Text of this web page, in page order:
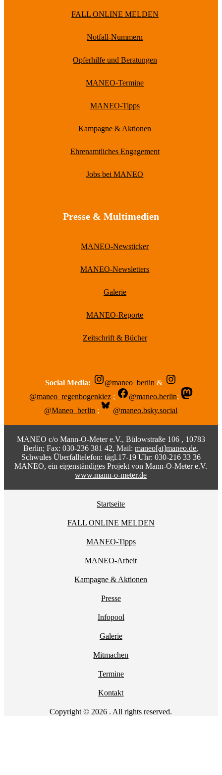
FALL ONLINE MELDEN
Notfall-Nummern
Opferhilfe und Beratungen
MANEO-Termine
MANEO-Tipps
Kampagne & Aktionen
Ehrenamtliches Engagement
Jobs bei MANEO
Presse & Multimedien
MANEO-Newsticker
MANEO-Newsletters
Galerie
MANEO-Reporte
Zeitschrift & Bücher
Social Media: @maneo_berlin &
@maneo_regenbogenkiez ; @maneo.berlin;
@Maneo_berlin ; @maneo.bsky.social
MANEO c/o Mann-O-Meter e.V., Bülowstraße 106 , 10783
Berlin; Fax: 030-236 381 42, Mail:maneo[at]maneo.de,
Schwules Überfalltelefon: tägl.17-19 Uhr: 030-216 33 36
MANEO, ein eigenständiges Projekt von Mann-O-Meter e.V.
www.mann-o-meter.de
Startseite
FALL ONLINE MELDEN
MANEO-Tipps
MANEO-Arbeit
Kampagne & Aktionen
Presse
Infopool
Galerie
Mitmachen
Termine
Kontakt
Copyright © 2026 . All rights reserved.